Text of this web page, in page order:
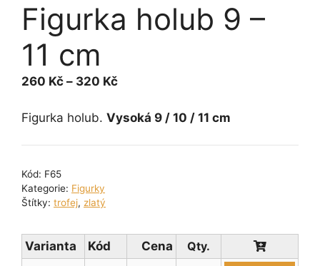
Figurka holub 9 –
11 cm
260 Kč – 320 KčRozpětí
260 Kč
Figurka holub. Vysoká 9 / 10 / 11 cm
Kód: F65
Kategorie: Figurky
Štítky: trofej, zlatý
Varianta Kód Cena